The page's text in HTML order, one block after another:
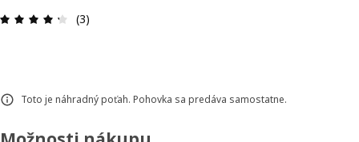
Hodnotenie: 4.3 z 5 hviezdičiek. Celkový počet
(3)
Toto je náhradný poťah. Pohovka sa predáva samostatne.